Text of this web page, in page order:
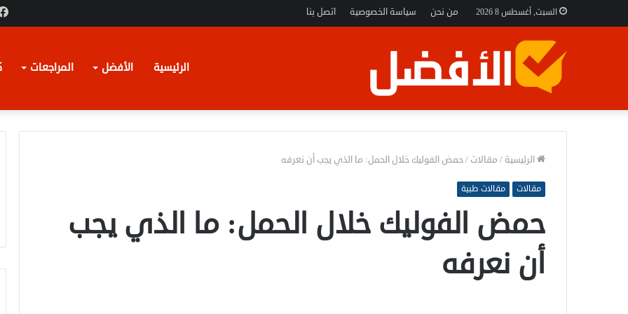
السبت, أغسطس 8 2026 من نحن سياسة الخصوصية اتصل بنا
الرئيسية الأفضل المراجعات
الرئيسية / مقالات /حمض الفوليك خلال الحمل: ما الذي يجب أن نعرفه
مقالات مقالات طبية
حمض الفوليك خلال الحمل: ما الذي يجب
أن نعرفه